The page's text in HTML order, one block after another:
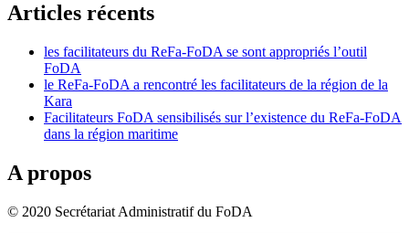
Articles récents
les facilitateurs du ReFa-FoDA se sont appropriés l’outil
FoDA
le ReFa-FoDA a rencontré les facilitateurs de la région de la
Kara
Facilitateurs FoDA sensibilisés sur l’existence du ReFa-FoDA
dans la région maritime
A propos
© 2020 Secrétariat Administratif du FoDA